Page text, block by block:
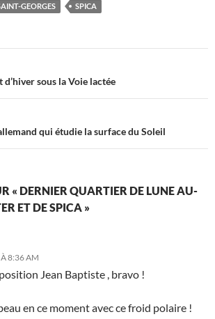
GEORGES SPICA
sous la Voie lactée
qui étudie la surface du Soleil
« DERNIER QUARTIER DE LUNE AU-
ET DE SPICA »
8:36 AM
Jean Baptiste , bravo !
en ce moment avec ce froid polaire !